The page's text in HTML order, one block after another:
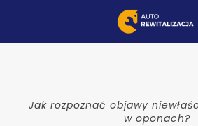
Jak rozpoznać objawy
w oponach?